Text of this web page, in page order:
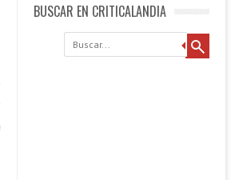
BUSCAR EN CRITICALANDIA
Buscar